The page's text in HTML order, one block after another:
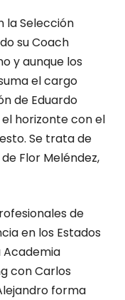
la Selección
su Coach
y aunque los
el cargo
de Eduardo
horizonte con el
Se trata de
Flor Meléndez,
de
en los Estados
Academia
con Carlos
forma